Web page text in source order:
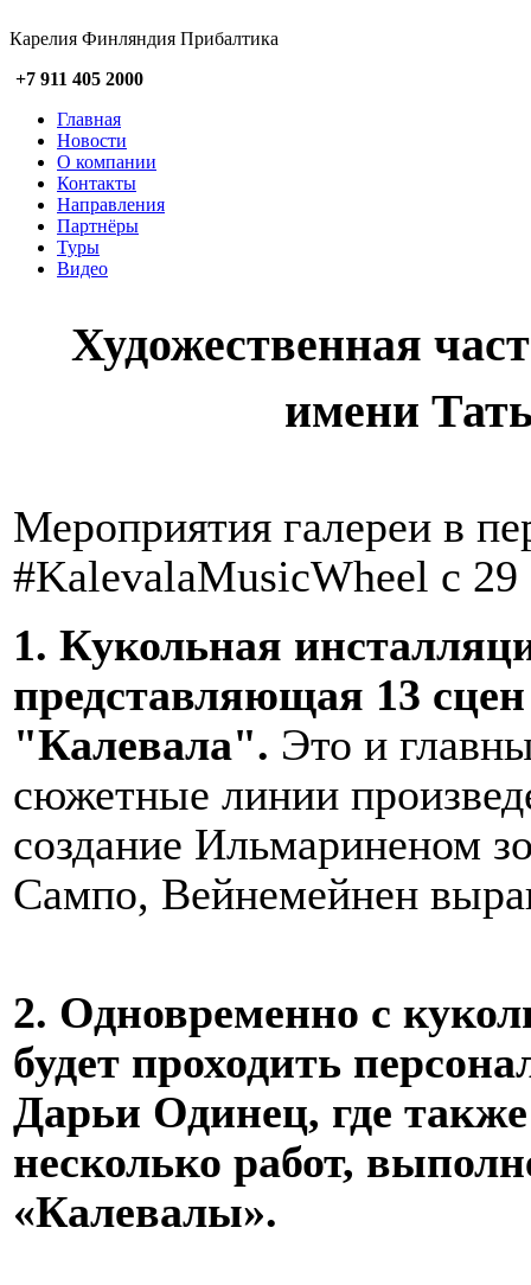
Карелия Финляндия Прибалтика
+7 911 405 2000
Главная
Новости
О компании
Контакты
Направления
Партнёры
Туры
Видео
Художественная
имени
Мероприятия галереи в
#KalevalaMusicWheel с 29
1. Кукольная
представляющая 13
"Калевала". Это и
сюжетные линии
создание Ильмариненом
Сампо, Вейнемейнен
2. Одновременно с
будет проходить
Дарьи Одинец, где также
несколько работ,
«Калевалы».